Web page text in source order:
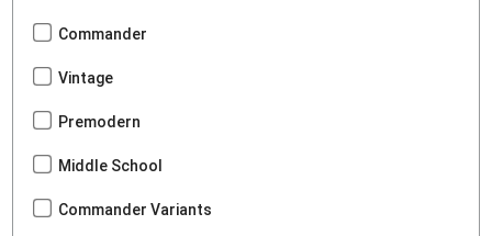
Commander
Vintage
Premodern
Middle School
Commander Variants